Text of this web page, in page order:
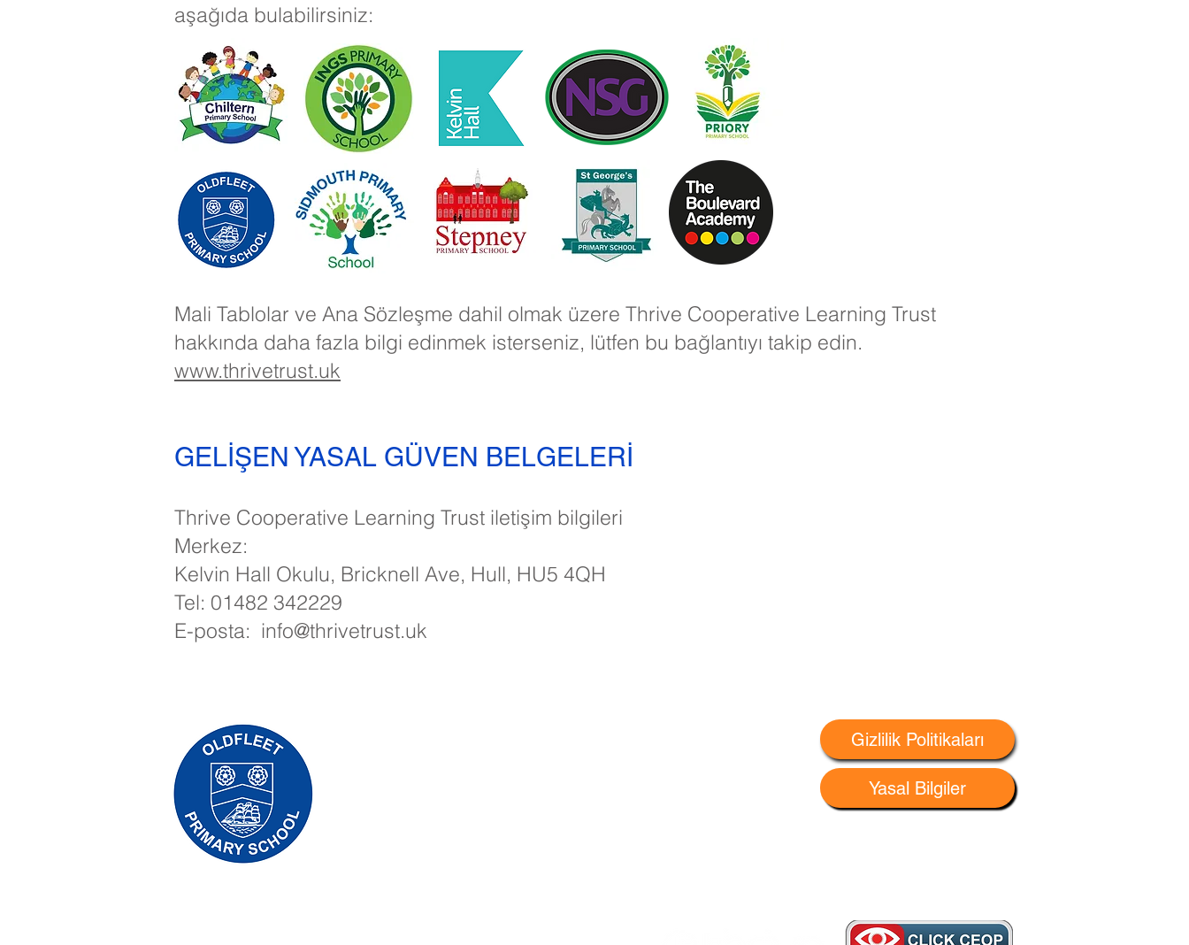
aşağıda bulabilirsiniz:
Mali Tablolar ve Ana Sözleşme dahil olmak üzere Thrive Cooperative Learning Trust
hakkında daha fazla bilgi edinmek isterseniz, lütfen bu bağlantıyı takip edin.
www.thrivetrust.uk
GELİŞEN YASAL GÜVEN BELGELERİ
Thrive Cooperative Learning Trust iletişim bilgileri
Merkez:
Kelvin Hall Okulu, Bricknell Ave, Hull, HU5 4QH
Tel: 01482 342229
E-posta: info@thrivetrust.uk
Gizlilik Politikaları
Yasal Bilgiler